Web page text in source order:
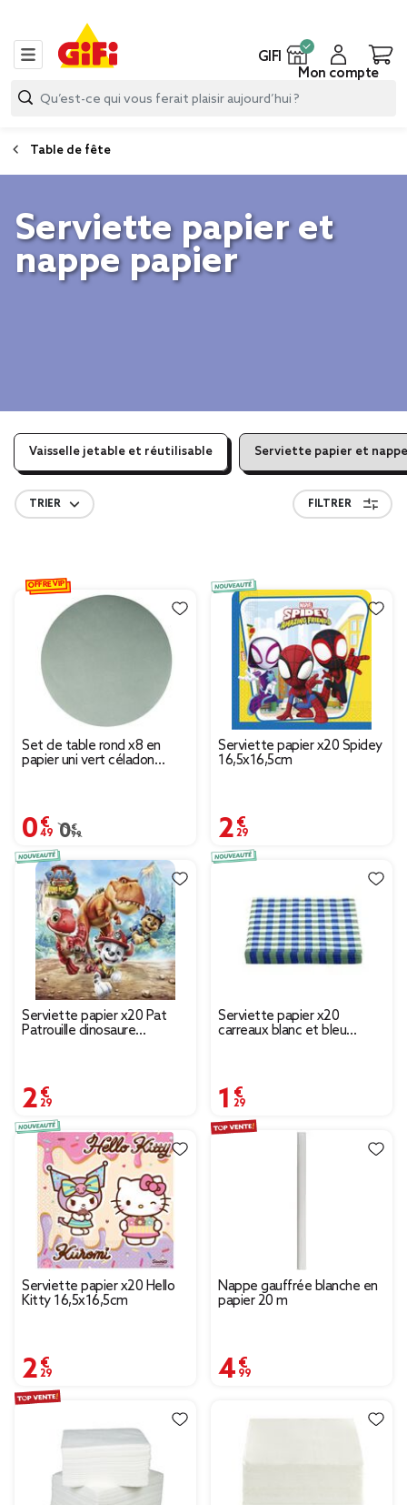
GIFI
Mon compte
Table de fête
Serviette papier et
nappe papier
Vaisselle jetable et réutilisable Serviette papier et
TRIER FILTRER
Set de table rond x8 en
papier uni vert céladon
0,49 €
Prix remisé de 0,99 € à 0,49 €
0,99 €
OFFRE VIP
Serviette papier x20 Spidey
16,5x16,5cm
2,29 €
Serviette papier x20 Pat
Patrouille dinosaure
2,29 €
Serviette papier x20
carreaux blanc et bleu
1,29 €
Serviette papier x20 Hello
Kitty 16,5x16,5cm
2,29 €
Nappe gauffrée blanche en
papier 20 m
4,99 €